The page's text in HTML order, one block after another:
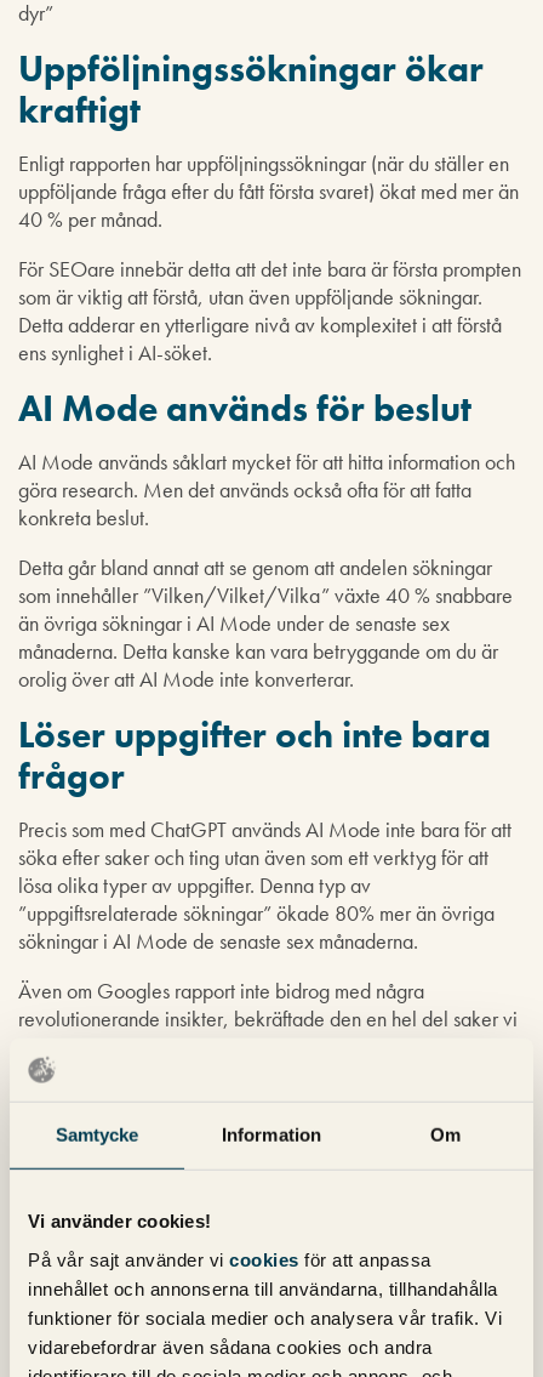
Samtycke Information Om
Vi använder cookies!
På vår sajt använder vi cookies för att anpassa
innehållet och annonserna till användarna, tillhandahålla
funktioner för sociala medier och analysera vår trafik. Vi
vidarebefordrar även sådana cookies och andra
dyr”
Uppföljningssökningar ökar
kraftigt
Enligt rapporten har uppföljningssökningar (när du ställer en
uppföljande fråga efter du fått första svaret) ökat med mer än
40 % per månad.
För SEOare innebär detta att det inte bara är första prompten
som är viktig att förstå, utan även uppföljande sökningar.
Detta adderar en ytterligare nivå av komplexitet i att förstå
ens synlighet i AI-söket.
AI Mode används för beslut
AI Mode används såklart mycket för att hitta information och
göra research. Men det används också ofta för att fatta
konkreta beslut.
Detta går bland annat att se genom att andelen sökningar
som innehåller ”Vilken/Vilket/Vilka” växte 40 % snabbare
än övriga sökningar i AI Mode under de senaste sex
månaderna. Detta kanske kan vara betryggande om du är
orolig över att AI Mode inte konverterar.
Löser uppgifter och inte bara
frågor
Precis som med ChatGPT används AI Mode inte bara för att
söka efter saker och ting utan även som ett verktyg för att
lösa olika typer av uppgifter. Denna typ av
”uppgiftsrelaterade sökningar” ökade 80% mer än övriga
sökningar i AI Mode de senaste sex månaderna.
Även om Googles rapport inte bidrog med några
revolutionerande insikter, bekräftade den en hel del saker vi
att förstå ens kunders promptbeteende oavsett om det gäller
Googles AI Mode eller ChatGPT.
Just detta, att göra en kartläggning över vilka prompter som
är viktiga för din verksamhet, är en analys som vi numera gör
ofta åt våra kunder. Vill du också ha vår hjälp med detta?
Hör då gärna av dig.
Michael Wahlgren
Grundare av Pineberry